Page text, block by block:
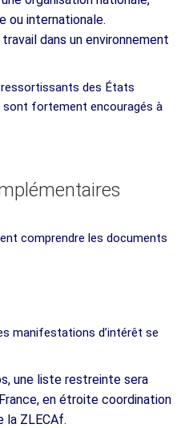
ou internationale.
dans un environnement
des États
sont fortement encouragés à
comprendre les documents
manifestations d’intérêt se
une liste restreinte sera
en étroite coordination
la ZLECAf.